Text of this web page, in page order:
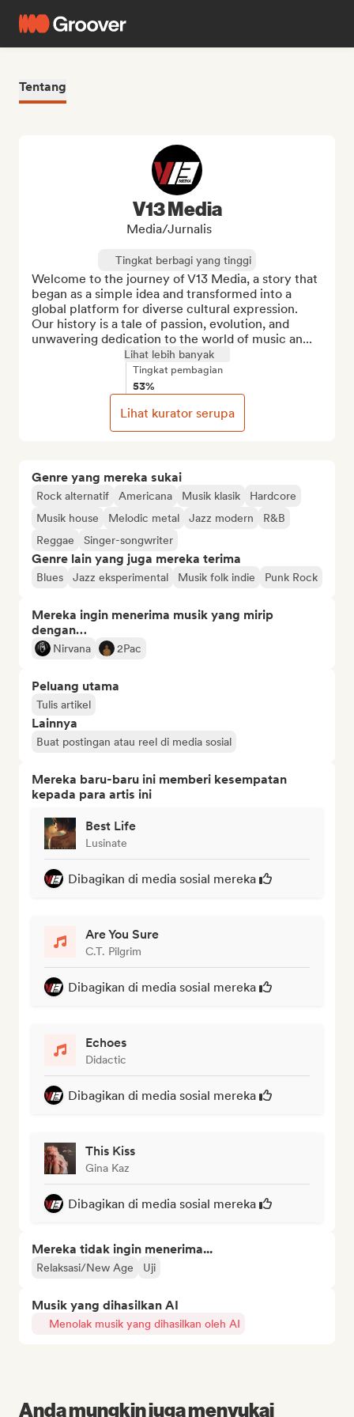
Tentang
Genre yang mereka sukai
Rock alternatif Americana Musik klasik
Hardcore
Musik house
Melodic metal Jazz modern
R&B
Reggae
Singer-songwriter
Genre lain yang juga mereka terima
Blues Jazz eksperimental Musik folk indie Punk Rock
Mereka ingin menerima musik yang mirip
dengan…
Nirvana 2Pac
Peluang utama
Tulis artikel
Lainnya
Buat postingan atau reel di media sosial
Mereka baru-baru ini memberi kesempatan
kepada para artis ini
Best Life
Lusinate
Dibagikan di media sosial mereka
Are You Sure
C.T. Pilgrim
Dibagikan di media sosial mereka
Echoes
Didactic
Dibagikan di media sosial mereka
This Kiss
Gina Kaz
Dibagikan di media sosial mereka
Mereka tidak ingin menerima...
Relaksasi/New Age Uji
Musik yang dihasilkan AI
Menolak musik yang dihasilkan oleh AI
V13 Media
Media/Jurnalis
Tingkat berbagi yang tinggi
Welcome to the journey of V13 Media, a story that
began as a simple idea and transformed into a
global platform for diverse cultural expression.
Our history is a tale of passion, evolution, and
unwavering dedication to the world of music an...
Lihat lebih banyak
Tingkat pembagian
53%
Lihat kurator serupa
Anda mungkin juga menyukai